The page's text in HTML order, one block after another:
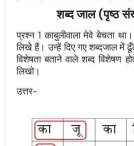
शब्द जाल (पृष्ठ
प्रश्न 1 काबुलीवाला मेवे बेचता
लिखे हैं। उन्हें दिए गए शब्दजाल में
विशेषता बताने वाले शब्द विशेषण
लिखो।
उत्तर-